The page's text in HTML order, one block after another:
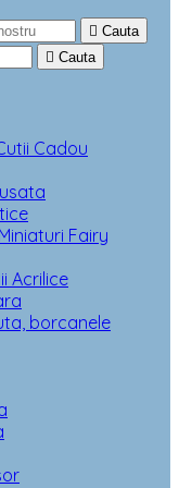
 Cauta
 Cauta
Cadou
Fairy
Acrilice
borcanele